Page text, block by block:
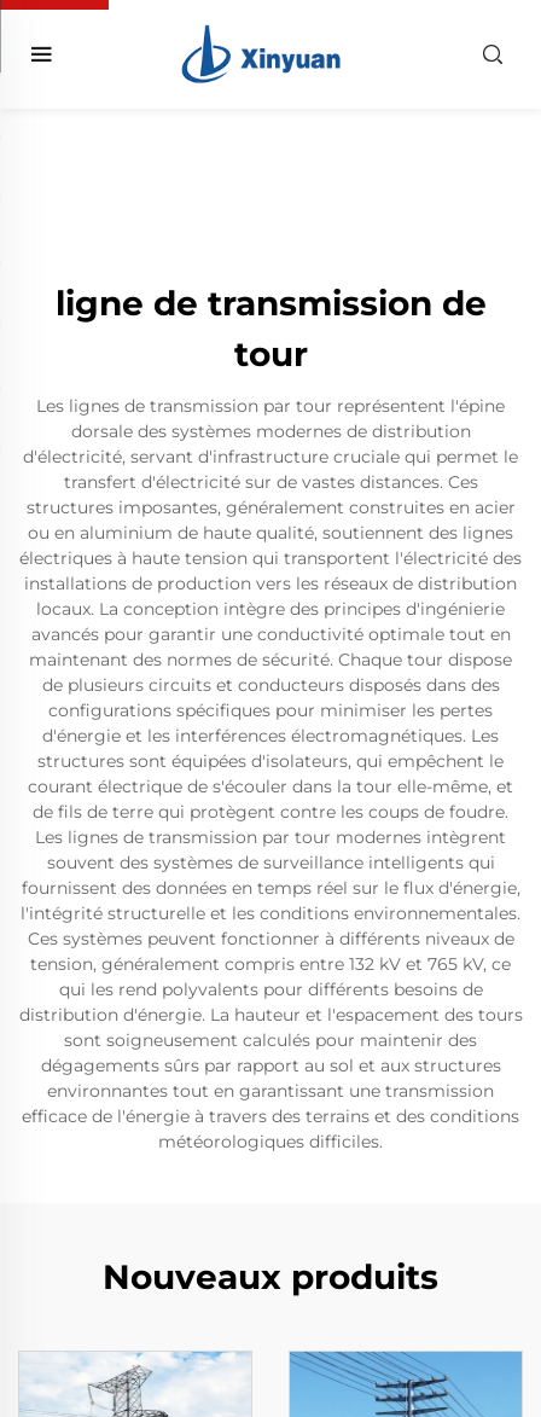
ligne de transmission de
tour
Les lignes de transmission par tour représentent l'épine
dorsale des systèmes modernes de distribution
d'électricité, servant d'infrastructure cruciale qui permet le
transfert d'électricité sur de vastes distances. Ces
structures imposantes, généralement construites en acier
ou en aluminium de haute qualité, soutiennent des lignes
électriques à haute tension qui transportent l'électricité des
installations de production vers les réseaux de distribution
locaux. La conception intègre des principes d'ingénierie
avancés pour garantir une conductivité optimale tout en
maintenant des normes de sécurité. Chaque tour dispose
de plusieurs circuits et conducteurs disposés dans des
configurations spécifiques pour minimiser les pertes
d'énergie et les interférences électromagnétiques. Les
structures sont équipées d'isolateurs, qui empêchent le
courant électrique de s'écouler dans la tour elle-même, et
de fils de terre qui protègent contre les coups de foudre.
Les lignes de transmission par tour modernes intègrent
souvent des systèmes de surveillance intelligents qui
fournissent des données en temps réel sur le flux d'énergie,
l'intégrité structurelle et les conditions environnementales.
Ces systèmes peuvent fonctionner à différents niveaux de
tension, généralement compris entre 132 kV et 765 kV, ce
qui les rend polyvalents pour différents besoins de
distribution d'énergie. La hauteur et l'espacement des tours
sont soigneusement calculés pour maintenir des
dégagements sûrs par rapport au sol et aux structures
environnantes tout en garantissant une transmission
efficace de l'énergie à travers des terrains et des conditions
météorologiques difficiles.
Nouveaux produits